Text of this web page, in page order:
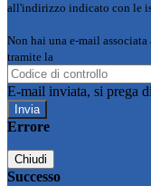
all'indirizzo indicato con le
Non hai una e-mail
tramite la
E-mail inviata, si prega
Errore
Chiudi
Successo